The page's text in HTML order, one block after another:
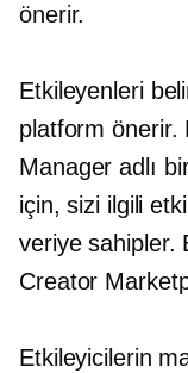
önerir.
Etkileyenleri
platform önerir.
Manager adlı
için, sizi ilgili
veriye sahipler.
Creator
Etkileyicilerin